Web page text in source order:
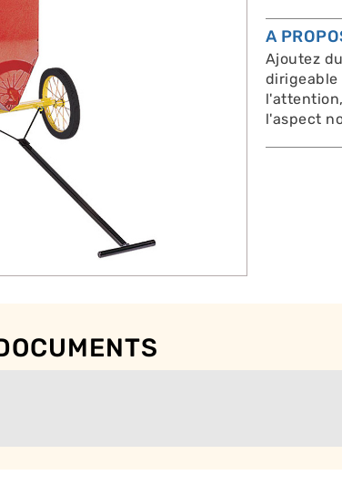
A
Ajoutez
dirigeable
l'aspect